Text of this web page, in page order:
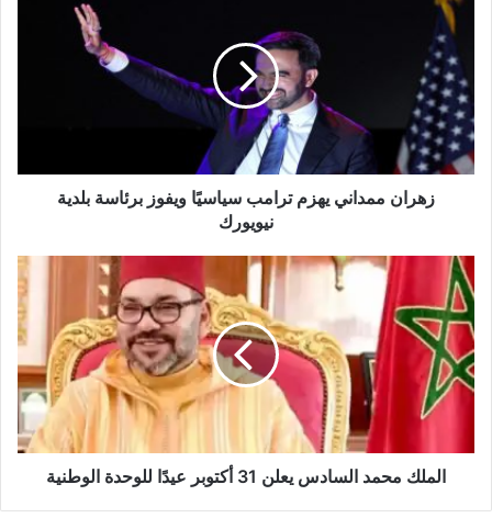
ممداني
يهزم
ترامب
سياسيًا
ويفوز
برئاسة
بلدية
نيويورك
زهران ممداني يهزم ترامب سياسيًا ويفوز برئاسة بلدية
نيويورك
الملك
محمد
السادس
يعلن
31
أكتوبر
الوطنية
الملك محمد السادس يعلن 31 أكتوبر عيدًا للوحدة الوطنية